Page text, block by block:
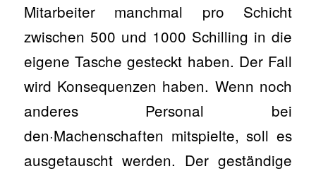
Mitarbeiter manchmal pro Schicht
zwischen 500 und 1000 Schilling in die
eigene Tasche gesteckt haben. Der Fall
wird Konsequenzen haben. Wenn noch
anderes Personal bei
den·Machenschaften mitspielte, soll es
ausgetauscht werden. Der geständige